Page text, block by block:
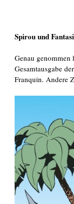
Spirou und
Genau genommen
Gesamtausgabe
Franquin. Andere